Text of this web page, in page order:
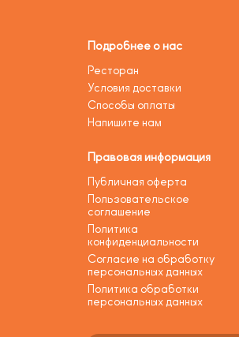
Подробнее о нас
Ресторан
Условия доставки
Способы оплаты
Напишите нам
Правовая информация
Публичная оферта
Пользовательское
соглашение
Политика
конфиденциальности
Согласие на обработку
персональных данных
Политика обработки
персональных данных